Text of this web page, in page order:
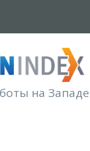
на Западе